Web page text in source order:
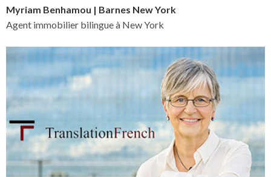
Myriam Benhamou | Barnes New York
Agent immobilier bilingue à New York